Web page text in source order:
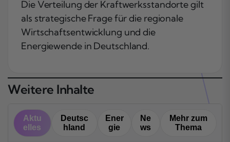
Die Verteilung der Kraftwerksstandorte gilt
als strategische Frage für die regionale
Wirtschaftsentwicklung und die
Energiewende in Deutschland.
Weitere Inhalte
Aktu
elles
Deutsc
hland
Ener
gie
Ne
ws
Mehr zum
Thema